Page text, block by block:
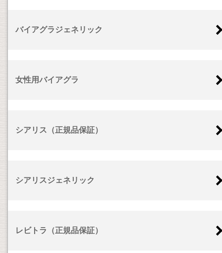
バイアグラジェネリック
女性用バイアグラ
シアリス（正規品保証）
シアリスジェネリック
レビトラ（正規品保証）